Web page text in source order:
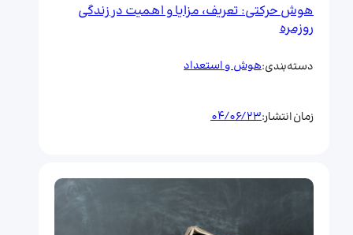
هوش حرکتی: تعریف، مزایا و اهمیت در زندگی
روزمره
دسته‌بندی:هوش و استعداد
زمان انتشار:04/06/23